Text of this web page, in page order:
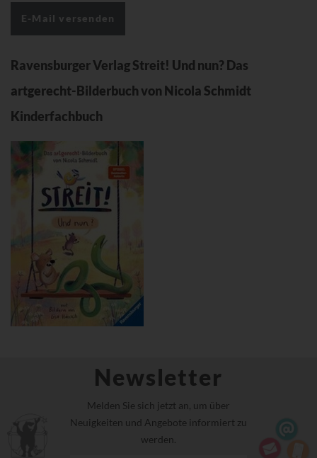
Ravensburger Verlag Streit! Und nun? Das
artgerecht-Bilderbuch von Nicola Schmidt
Kinderfachbuch
Newsletter
Melden Sie sich jetzt an, um über
Neuigkeiten und Angebote informiert zu
werden.